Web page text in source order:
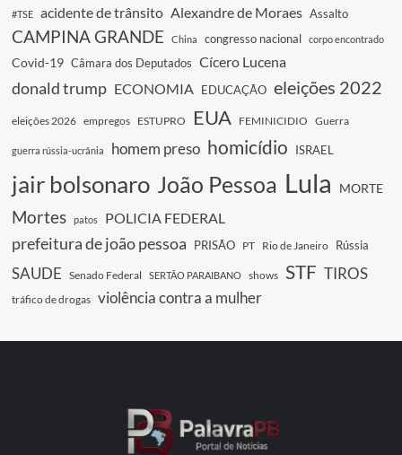
#TSE acidente de trânsito Alexandre de Moraes Assalto
CAMPINA GRANDE China congresso nacional corpo encontrado
Covid-19 Câmara dos Deputados Cícero Lucena
donald trump ECONOMIA EDUCAÇÃO eleições 2022
eleições 2026 empregos ESTUPRO EUA FEMINICIDIO Guerra
guerra rússia-ucrânia homem preso homicídio ISRAEL
jair bolsonaro João Pessoa Lula MORTE
Mortes patos POLICIA FEDERAL
prefeitura de joão pessoa PRISÃO PT Rio de Janeiro Rússia
SAUDE Senado Federal SERTÃO PARAIBANO shows STF TIROS
tráfico de drogas violência contra a mulher